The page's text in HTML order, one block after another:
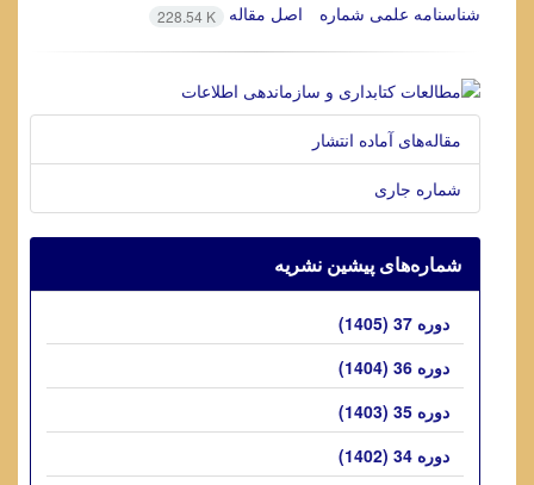
شناسنامه علمی شماره
اصل مقاله 228.54 K
مقاله‌های آماده انتشار
شماره جاری
شماره‌های پیشین نشریه
دوره 37 (1405)
دوره 36 (1404)
دوره 35 (1403)
دوره 34 (1402)